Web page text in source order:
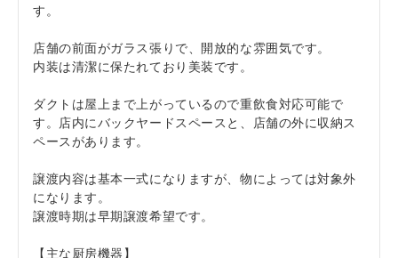
す。
店舗の前面がガラス張りで、開放的な雰囲気です。
内装は清潔に保たれており美装です。
ダクトは屋上まで上がっているので重飲食対応可能で
す。店内にバックヤードスペースと、店舗の外に収納ス
ペースがあります。
譲渡内容は基本一式になりますが、物によっては対象外
になります。
譲渡時期は早期譲渡希望です。
【主な厨房機器】